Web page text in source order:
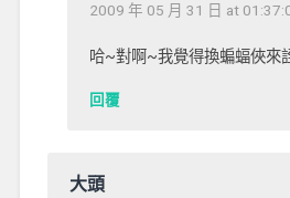
2009 年 05 月 31 日 at
哈~對啊~我覺得換蝙蝠俠來
回覆
大頭